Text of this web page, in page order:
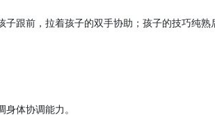
子跟前，拉着孩子的双手协助；孩子的技巧纯
身体协调能力。